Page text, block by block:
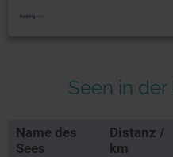
Seen in
Name des
Sees
Distanz /
km